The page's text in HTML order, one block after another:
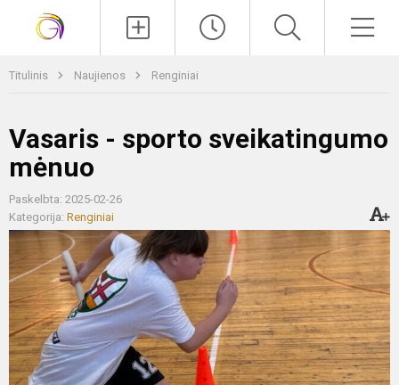
Titulinis Naujienos Renginiai
Vasaris - sporto sveikatingumo
mėnuo
Paskelbta: 2025-02-26
Kategorija: Renginiai